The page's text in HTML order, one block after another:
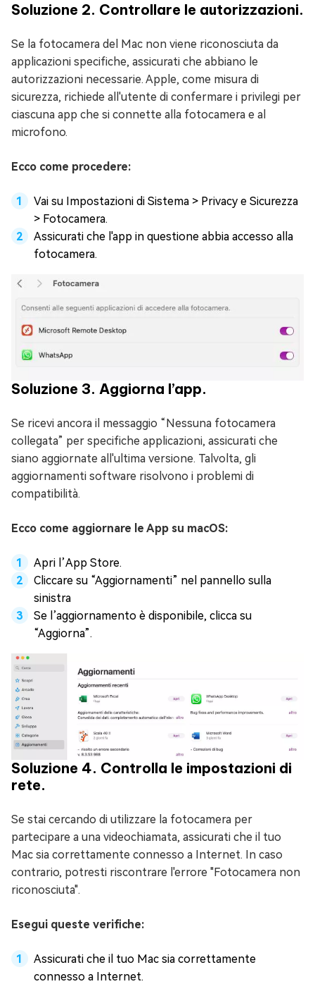
Soluzione 2. Controllare le autorizzazioni.
Se la fotocamera del Mac non viene riconosciuta da
applicazioni specifiche, assicurati che abbiano le
autorizzazioni necessarie. Apple, come misura di
sicurezza, richiede all'utente di confermare i privilegi per
ciascuna app che si connette alla fotocamera e al
microfono.
Ecco come procedere:
Vai su Impostazioni di Sistema > Privacy e Sicurezza
> Fotocamera.
Assicurati che l'app in questione abbia accesso alla
fotocamera.
Soluzione 3. Aggiorna l’app.
Se ricevi ancora il messaggio “Nessuna fotocamera
collegata” per specifiche applicazioni, assicurati che
siano aggiornate all'ultima versione. Talvolta, gli
aggiornamenti software risolvono i problemi di
compatibilità.
Ecco come aggiornare le App su macOS:
Apri l’App Store.
Cliccare su “Aggiornamenti” nel pannello sulla
sinistra
Se l’aggiornamento è disponibile, clicca su
“Aggiorna”.
Soluzione 4. Controlla le impostazioni di
rete.
Se stai cercando di utilizzare la fotocamera per
partecipare a una videochiamata, assicurati che il tuo
Mac sia correttamente connesso a Internet. In caso
contrario, potresti riscontrare l'errore "Fotocamera non
riconosciuta".
Esegui queste verifiche:
Assicurati che il tuo Mac sia correttamente
connesso a Internet.